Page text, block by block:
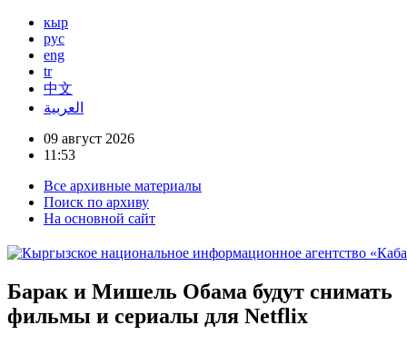
кыр
рус
eng
tr
中文
العربية
09 август 2026
11:53
Все архивные материалы
Поиск по архиву
На основной сайт
Барак и Мишель Обама будут снимать
фильмы и сериалы для Netflix